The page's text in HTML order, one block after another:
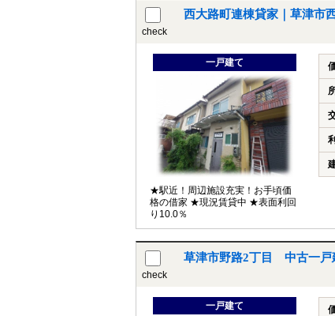
check
西大路町連棟貸家｜草津市
一戸建て
★駅近！周辺施設充実！お手頃価
格の借家 ★現況賃貸中 ★表面利回
り10.0％
check
草津市野路2丁目 中古一戸
一戸建て